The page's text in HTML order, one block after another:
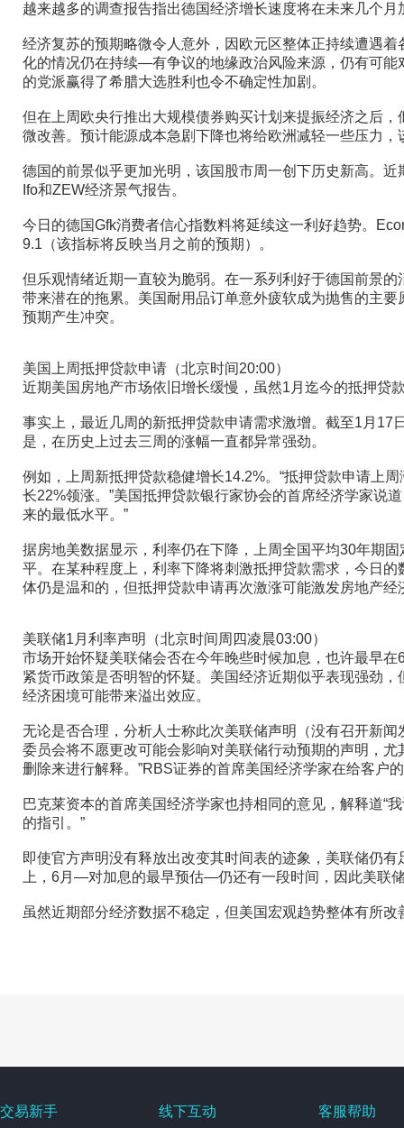
越来越多的调查报告指出德国经济增长速度将在未来几个
经济复苏的预期略微令人意外，因欧元区整体正持续遭遇
化的情况仍在持续—有争议的地缘政治风险来源，仍有可
的党派赢得了希腊大选胜利也令不确定性加剧。
但在上周欧央行推出大规模债券购买计划来提振经济之后
微改善。预计能源成本急剧下降也将给欧洲减轻一些压力
德国的前景似乎更加光明，该国股市周一创下历史新高。
Ifo和ZEW经济景气报告。
今日的德国Gfk消费者信心指数料将延续这一利好趋势。
9.1（该指标将反映当月之前的预期）。
但乐观情绪近期一直较为脆弱。在一系列利好于德国前景
带来潜在的拖累。美国耐用品订单意外疲软成为抛售的主
预期产生冲突。
美国上周抵押贷款申请（北京时间20:00）
近期美国房地产市场依旧增长缓慢，虽然1月迄今的抵押贷
事实上，最近几周的新抵押贷款申请需求激增。截至1月17
是，在历史上过去三周的涨幅一直都异常强劲。
例如，上周新抵押贷款稳健增长14.2%。“抵押贷款申请上
长22%领涨。”美国抵押贷款银行家协会的首席经济学家说
来的最低水平。”
据房地美数据显示，利率仍在下降，上周全国平均30年期
平。在某种程度上，利率下降将刺激抵押贷款需求，今日
体仍是温和的，但抵押贷款申请再次激涨可能激发房地产
美联储1月利率声明（北京时间周四凌晨03:00）
市场开始怀疑美联储会否在今年晚些时候加息，也许最早
紧货币政策是否明智的怀疑。美国经济近期似乎表现强劲
经济困境可能带来溢出效应。
无论是否合理，分析人士称此次美联储声明（没有召开新
委员会将不愿更改可能会影响对美联储行动预期的声明，
删除来进行解释。”RBS证券的首席美国经济学家在给客户
巴克莱资本的首席美国经济学家也持相同的意见，解释道“
的指引。”
即使官方声明没有释放出改变其时间表的迹象，美联储仍
上，6月—对加息的最早预估—仍还有一段时间，因此美联
虽然近期部分经济数据不稳定，但美国宏观趋势整体有所
交易新手 线下互动 客服帮助